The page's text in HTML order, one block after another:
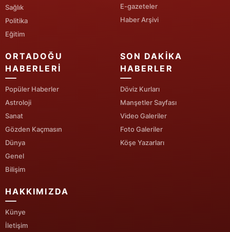
Yozgat
Aksaray
Karaman
Kırıkkale
Batman
Sağlık
Politika
Eğitim
E-gazeteler
Haber Arşivi
ORTADOĞU
HABERLERI
Popüler Haberler
Astroloji
Sanat
Gözden Kaçmasın
Dünya
Genel
Bilişim
SON DAKIKA
HABERLER
Döviz Kurları
Manşetler Sayfası
Video Galeriler
Foto Galeriler
Köşe Yazarları
HAKKIMIZDA
Künye
İletişim